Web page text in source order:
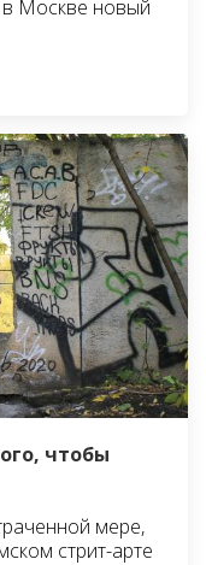
в Москве новый
чтобы
мере,
стрит-арте